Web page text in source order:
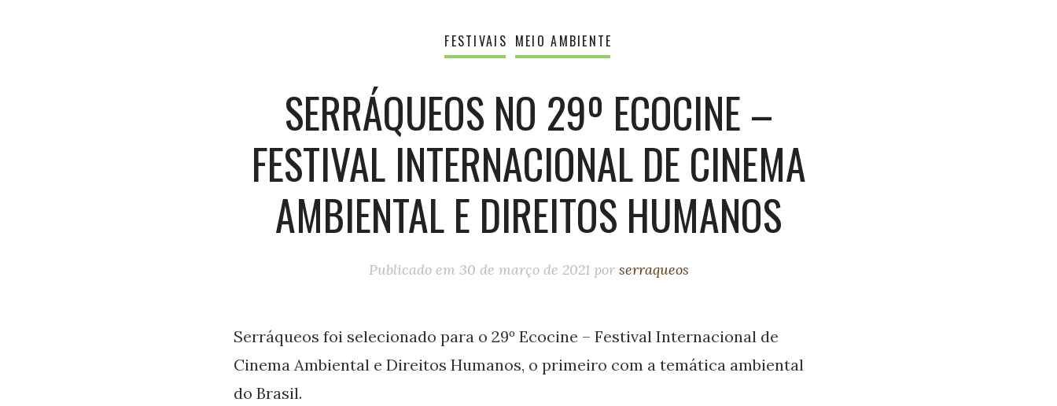
FESTIVAIS MEIO AMBIENTE
SERRÁQUEOS NO 29º ECOCINE –
FESTIVAL INTERNACIONAL DE CINEMA
AMBIENTAL E DIREITOS HUMANOS
Publicado em 30 de março de 2021 por serraqueos
Serráqueos foi selecionado para o 29º Ecocine – Festival Internacional de
Cinema Ambiental e Direitos Humanos, o primeiro com a temática ambiental
do Brasil.